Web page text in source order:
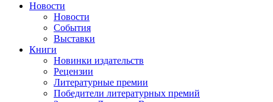
Новости
Новости
События
Выставки
Книги
Новинки издательств
Рецензии
Литературные премии
Победители литературных премий